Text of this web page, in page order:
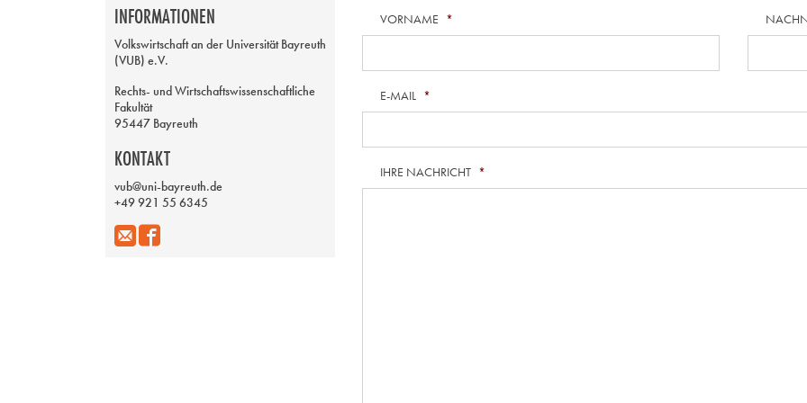
INFORMATIONEN
Volkswirtschaft an der Universität Bayreuth
(VUB) e.V.
Rechts- und Wirtschaftswissenschaftliche
Fakultät
95447 Bayreuth
KONTAKT
vub@uni-bayreuth.de
+49 921 55 6345
VORNAME *
E-MAIL *
IHRE NACHRICHT *